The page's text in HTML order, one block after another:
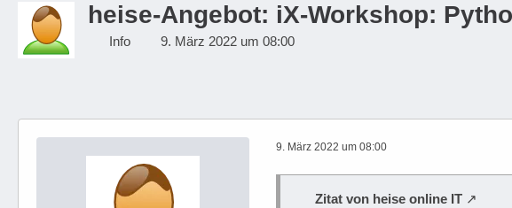
heise-Angebot: iX-Workshop:
Info 9. März 2022 um 08:00
9. März 2022 um 08:00
Zitat von heise online IT